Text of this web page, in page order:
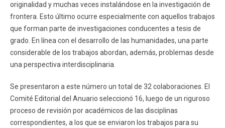
originalidad y muchas veces instalándose en la investigación de
frontera. Esto último ocurre especialmente con aquellos trabajos
que forman parte de investigaciones conducentes a tesis de
grado. En línea con el desarrollo de las humanidades, una parte
considerable de los trabajos abordan, además, problemas desde
una perspectiva interdisciplinaria.
Se presentaron a este número un total de 32 colaboraciones. El
Comité Editorial del Anuario seleccionó 16, luego de un riguroso
proceso de revisión por académicos de las disciplinas
correspondientes, a los que se enviaron los trabajos para su